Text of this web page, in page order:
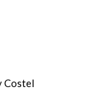
Costel